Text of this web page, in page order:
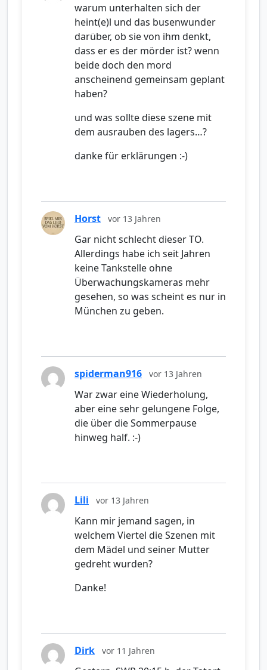
warum unterhalten sich der
heint(e)l und das busenwunder
darüber, ob sie von ihm denkt,
dass er es der mörder ist? wenn
beide doch den mord
anscheinend gemeinsam geplant
haben?
und was sollte diese szene mit
dem ausrauben des lagers…?
danke für erklärungen :-)
Horst vor 13 Jahren
Gar nicht schlecht dieser TO.
Allerdings habe ich seit Jahren
keine Tankstelle ohne
Überwachungskameras mehr
gesehen, so was scheint es nur in
München zu geben.
spiderman916 vor 13 Jahren
War zwar eine Wiederholung,
aber eine sehr gelungene Folge,
die über die Sommerpause
hinweg half. :-)
Lili vor 13 Jahren
Kann mir jemand sagen, in
welchem Viertel die Szenen mit
dem Mädel und seiner Mutter
gedreht wurden?
Danke!
Dirk vor 11 Jahren